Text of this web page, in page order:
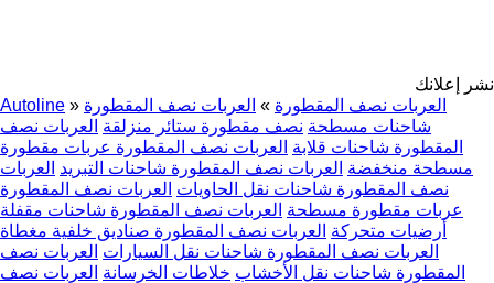
نشر إعلانك
Autoline » العربات نصف المقطورة » العربات نصف المقطورة
شاحنات مسطحة نصف مقطورة ستائر منزلقة العربات نصف
المقطورة شاحنات قلابة العربات نصف المقطورة عربات مقطورة
مسطحة منخفضة العربات نصف المقطورة شاحنات التبريد العربات
نصف المقطورة شاحنات نقل الحاويات العربات نصف المقطورة
عربات مقطورة مسطحة العربات نصف المقطورة شاحنات مقفلة
أرضيات متحركة العربات نصف المقطورة صناديق خلفية مغطاة
العربات نصف المقطورة شاحنات نقل السيارات العربات نصف
المقطورة شاحنات نقل الأخشاب خلاطات الخرسانة العربات نصف